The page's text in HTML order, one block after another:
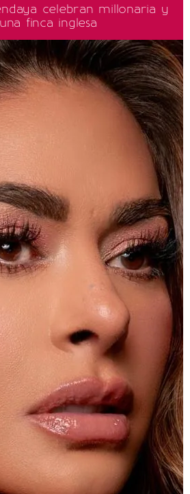
celebran millonaria y
finca inglesa